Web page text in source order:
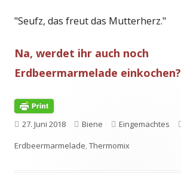
"Seufz, das freut das Mutterherz."
Na, werdet ihr auch noch
Erdbeermarmelade einkochen?
Veröffentlicht
am
27. Juni 2018 Autor
Biene Kategorien
Eingemachtes
Erdbeermarmelade Thermomix